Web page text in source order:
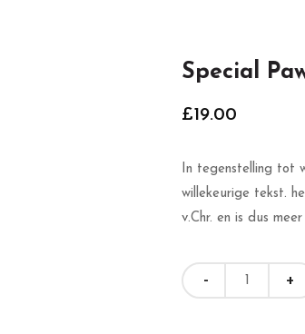
Special
£19.00
In tegenstelling tot
willekeurige tekst.
v.Chr. en is dus
Quantity